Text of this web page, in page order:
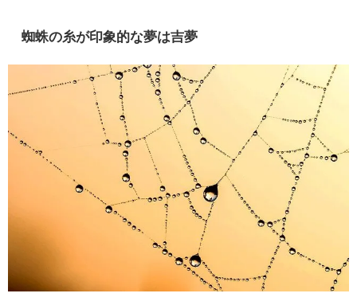
蜘蛛の糸が印象的な夢は吉夢